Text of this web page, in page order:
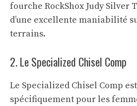
fourche RockShox Judy Silver
d’une excellente maniabilité
terrains.
2. Le Specialized Chisel Comp
Le Specialized Chisel Comp
spécifiquement pour les